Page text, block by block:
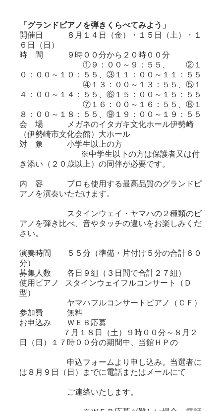
「グランドピアノを弾きくらべてみよう」
開催日 ８月１４日（金）・１５日（土）・１
６日（日）
時 間 ９時００分から２０時００分
①９：００～９：５５、 ②１
０：００～１０：５５、③１１：００～１１：５５
④１３：００～１３：５５、⑤１
４：００～１４：５５、⑥１５：００～１５：５５
⑦１６：００～１６：５５、⑧１
８：００～１８：５５、⑨１９：００～１９：５５
会 場 メガネのイタガキ文化ホール伊勢崎
（伊勢崎市文化会館）大ホール
対 象 小学生以上の方
※中学生以下の方は保護者又は付
き添い（２０歳以上）の同伴が必要です。
内 容 プロも使用する最高品質のグランドピ
アノを演奏いただけます。
スタインウェイ・ヤマハの２種類のピ
アノを弾き比べ、音やタッチの違いをお楽しみくだ
さい。
演奏時間 ５５分（準備・片付け５分の合計６０
分）
募集人数 各日９組（３日間で合計２７組）
使用ピアノ スタインウェイフルコンサート（Ｄ
型）
ヤマハフルコンサートピアノ（ＣＦ）
参加費 無料
お申込み ＷＥＢ応募
７月１８日（土）９時００分～８月２
日（日）１７時００分の期間中、当館ＨＰの
申込フォームより申し込み。当選者に
は８月９日（日）までに電話またはメールにて
ご連絡いたします。